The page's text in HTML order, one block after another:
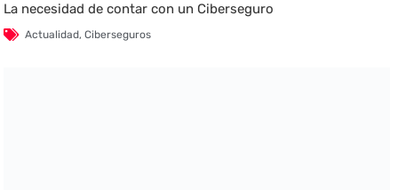
La necesidad de contar con un Ciberseguro
Actualidad,Ciberseguros